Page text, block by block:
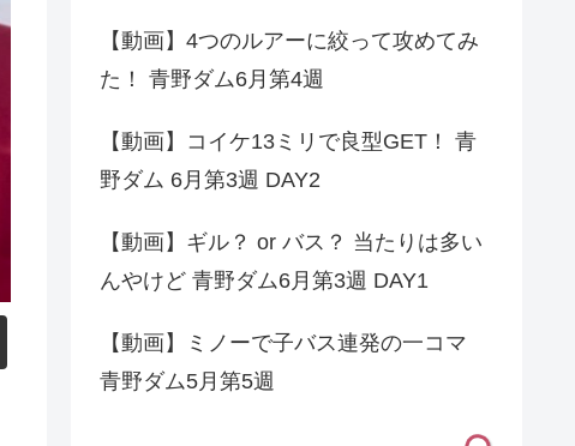
【動画】4つのルアーに絞って攻めてみ
た！ 青野ダム6月第4週
【動画】コイケ13ミリで良型GET！ 青
野ダム 6月第3週 DAY2
【動画】ギル？ or バス？ 当たりは多い
んやけど 青野ダム6月第3週 DAY1
【動画】ミノーで子バス連発の一コマ
青野ダム5月第5週